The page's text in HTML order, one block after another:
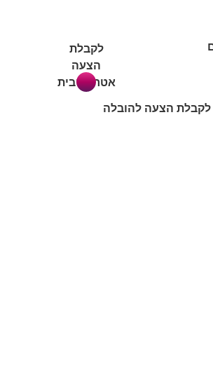
לקבלת
הצעה
אטרקטיבית
לקבלת הצעה להובלה